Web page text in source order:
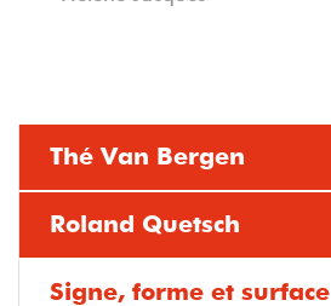
Thé Van Bergen
Roland Quetsch
Signe, forme et surface